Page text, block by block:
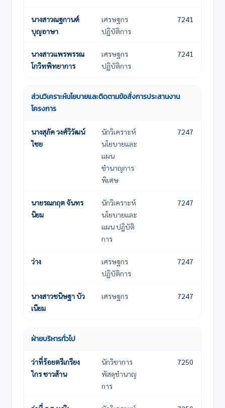
นางสาวณฐกานต์
บุญอาษา
เศรษฐกร
ปฏิบัติการ
7241
นางสาวแพรพรรณ
โกวิทพิทยาการ
เศรษฐกร
ปฏิบัติการ
7241
ส่วนวิเคราะห์นโยบายและติดตามข้อสั่งการประสานงาน
โครงการ
ชื่อ-นามสกุล
ตำแหน่ง เบอร์โทรภายใน
นางสุภัค วงศ์วิวัฒน์
ไชย
นักวิเคราะห์
นโยบายและ
แผน
ชำนาญการ
พิเศษ
7247
นายรณกฤต จันทร
นิยม
นักวิเคราะห์
นโยบายและ
แผน ปฏิบัติ
การ
7247
ว่าง
เศรษฐกร
ปฏิบัติการ
7247
นางสาวชนิษฐา บัว
เนียม
เศรษฐกร 7247
ฝ่ายบริหารทั่วไป
ชื่อ-นามสกุลตำแหน่ง เบอร์โทรภายใน
ว่าที่ร้อยตรีเกรียง
ไกร ชาวส้าน
นักวิชาการ
พัสดุชำนาญ
การ
7250